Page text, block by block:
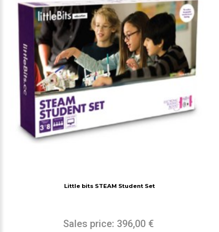
Little bits STEAM Student Set
Sales price: 396,00 €